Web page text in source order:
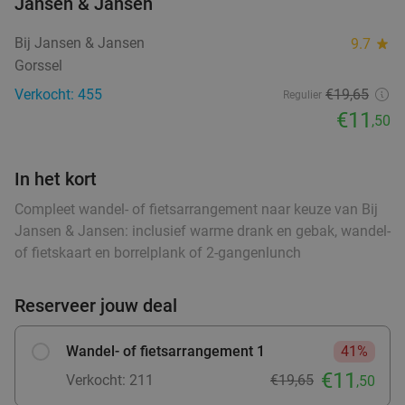
food
food
food
food
food
food
food
food
food
food
food
food
food
food
food
Nunspeet directions_car
€23,50
36%
Vandaag Wo Do
Za
Eetcafé 't Centrum
Verkocht: 416
€19,95
40%
Lunch voor 2 bij Fletcher Hotels
Bij Jansen & Jansen 9.7 star
Gorssel
Verkocht: 455
Regulier €19,65
€11 ,50
In het kort
Compleet wandel- of fietsarrangement naar keuze van Bij
Jansen & Jansen: inclusief warme drank en gebak, wandel-
of fietskaart en borrelplank of 2-gangenlunch
Reserveer jouw deal
Wandel- of fietsarrangement 1
41%
Verkocht: 211
€19,65 €11 ,50